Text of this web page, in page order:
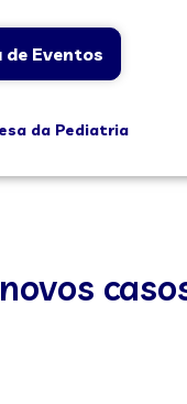
de Eventos
da Pediatria